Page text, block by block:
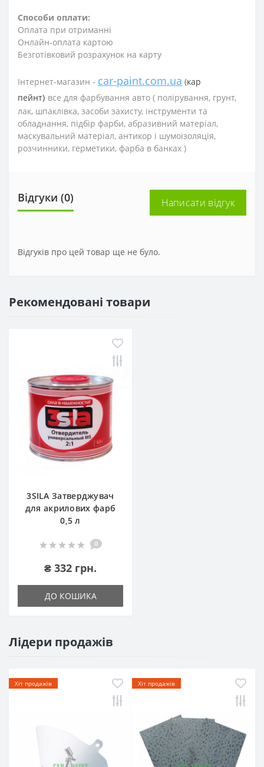
Способи оплати:
Оплата при отриманні
Онлайн-оплата картою
Безготівковий розрахунок на карту
Інтернет-магазин - car-paint.com.ua (кар
пейнт) все для фарбування авто ( полірування, грунт,
лак, шпаклівка, засоби захисту, інструменти та
обладнання, підбір фарби, абразивний матеріал,
маскувальний матеріал, антикор і шумоізоляція,
розчинники, герметики, фарба в банках )
Відгуки (0) Написати відгук
Відгуків про цей товар ще не було.
Рекомендовані товари
3SILA Затверджувач
для акрилових фарб
0,5 л
0
₴ 332 грн.
ДО КОШИКА
Лідери продажів
Хіт продажів Хіт продажів